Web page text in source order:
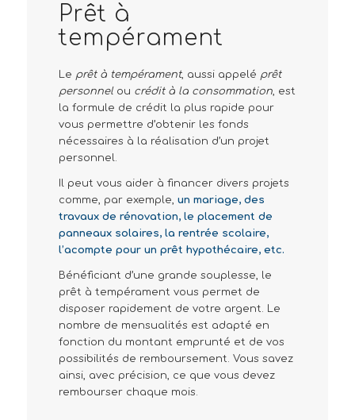
Prêt à
tempérament
Le prêt à tempérament, aussi appelé prêt
personnelou crédit à la consommation, est
la formule de crédit la plus rapide pour
vous permettre d’obtenir les fonds
nécessaires à la réalisation d’un projet
personnel.
Il peut vous aider à financer divers projets
comme, par exemple, un mariage, des
travaux de rénovation, le placement de
panneaux solaires, la rentrée scolaire,
l’acompte pour un prêt hypothécaire, etc.
Bénéficiant d’une grande souplesse, le
prêt à tempérament vous permet de
disposer rapidement de votre argent. Le
nombre de mensualités est adapté en
fonction du montant emprunté et de vos
possibilités de remboursement. Vous savez
ainsi, avec précision, ce que vous devez
rembourser chaque mois.